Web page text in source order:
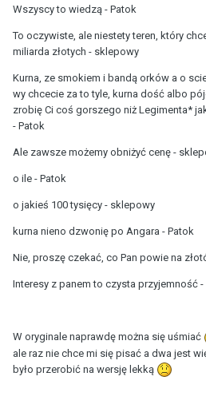
Wszyscy to wiedzą - Patok
To oczywiste, ale niestety teren, który
miliarda złotych - sklepowy
Kurna, ze smokiem i bandą orków a o
wy chcecie za to tyle, kurna dość albo
zrobię Ci coś gorszego niż Legimenta*
- Patok
Ale zawsze możemy obniżyć cenę -
o ile - Patok
o jakieś 100 tysięcy - sklepowy
kurna nieno dzwonię po Angara - Patok
Nie, proszę czekać, co Pan powie na
Interesy z panem to czysta przyjemność -
W oryginale naprawdę można się uśmiać
ale raz nie chce mi się pisać a dwa jest
było przerobić na wersję lekką